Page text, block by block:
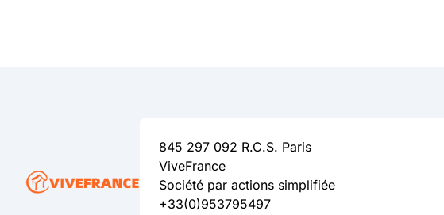
845 297 092 R.C.S. Paris
ViveFrance
Société par actions simplifiée
+33(0)953795497